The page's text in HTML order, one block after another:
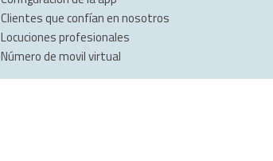
Clientes que confían en nosotros
Locuciones profesionales
Número de movil virtual